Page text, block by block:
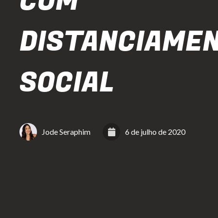
SOCIAL
Jode Seraphim 6 de julho de 2020